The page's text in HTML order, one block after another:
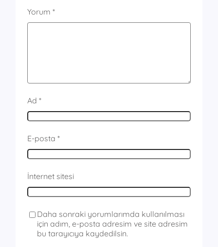
Yorum *
Ad *
E-posta *
İnternet sitesi
Daha sonraki yorumlarımda kullanılması
için adım, e-posta adresim ve site adresim
bu tarayıcıya kaydedilsin.